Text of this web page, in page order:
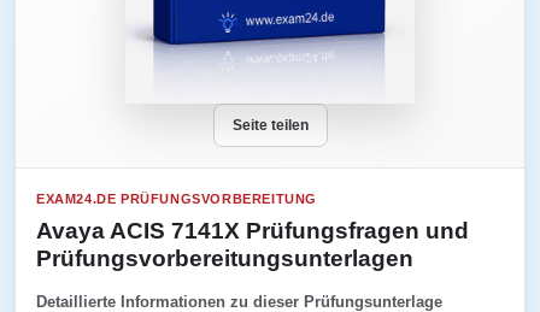
Seite teilen
EXAM24.DE PRÜFUNGSVORBEREITUNG
Avaya ACIS 7141X Prüfungsfragen und
Prüfungsvorbereitungsunterlagen
Detaillierte Informationen zu dieser Prüfungsunterlage